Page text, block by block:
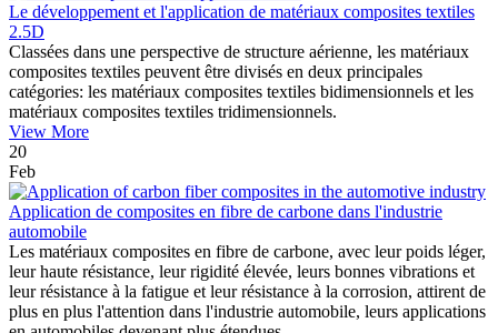
Le développement et l'application de matériaux composites textiles
2.5D
Classées dans une perspective de structure aérienne, les matériaux
composites textiles peuvent être divisés en deux principales
catégories: les matériaux composites textiles bidimensionnels et les
matériaux composites textiles tridimensionnels.
View More
20
Feb
Application de composites en fibre de carbone dans l'industrie
automobile
Les matériaux composites en fibre de carbone, avec leur poids léger,
leur haute résistance, leur rigidité élevée, leurs bonnes vibrations et
leur résistance à la fatigue et leur résistance à la corrosion, attirent de
plus en plus l'attention dans l'industrie automobile, leurs applications